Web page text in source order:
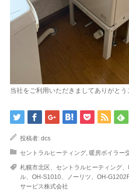
当社をご利用いただきましてありがとう
投稿者: dcs
セントラルヒーティング 暖房ボイラー
札幌市北区、セントラルヒーティング
ル、OH-S1010、ノーリツ、OH-
サービス株式会社